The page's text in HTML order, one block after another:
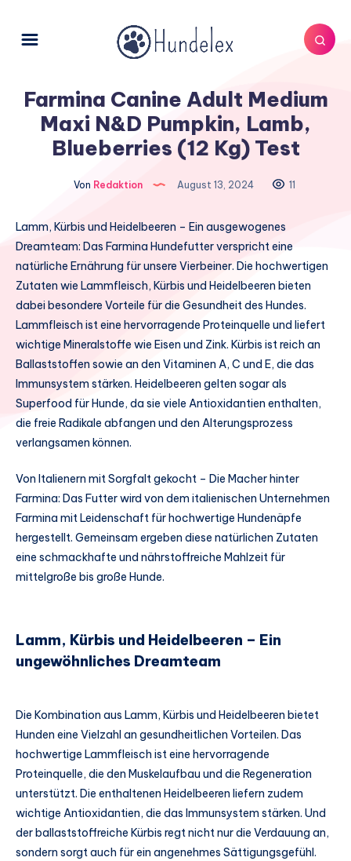
Farmina Canine Adult Medium
Maxi N&D Pumpkin, Lamb,
Blueberries (12 Kg) Test
Von Redaktion August 13, 2024 11
Lamm, Kürbis und Heidelbeeren – Ein ausgewogenes
Dreamteam: Das Farmina Hundefutter verspricht eine
natürliche Ernährung für unsere Vierbeiner. Die hochwertigen
Zutaten wie Lammfleisch, Kürbis und Heidelbeeren bieten
dabei besondere Vorteile für die Gesundheit des Hundes.
Lammfleisch ist eine hervorragende Proteinquelle und liefert
wichtige Mineralstoffe wie Eisen und Zink. Kürbis ist reich an
Ballaststoffen sowie an den Vitaminen A, C und E, die das
Immunsystem stärken. Heidelbeeren gelten sogar als
Superfood für Hunde, da sie viele Antioxidantien enthalten,
die freie Radikale abfangen und den Alterungsprozess
verlangsamen können.
Von Italienern mit Sorgfalt gekocht – Die Macher hinter
Farmina: Das Futter wird von dem italienischen Unternehmen
Farmina mit Leidenschaft für hochwertige Hundenäpfe
hergestellt. Gemeinsam ergeben diese natürlichen Zutaten
eine schmackhafte und nährstoffreiche Mahlzeit für
mittelgroße bis große Hunde.
Lamm, Kürbis und Heidelbeeren – Ein
ungewöhnliches Dreamteam
Die Kombination aus Lamm, Kürbis und Heidelbeeren bietet
Hunden eine Vielzahl an gesundheitlichen Vorteilen. Das
hochwertige Lammfleisch ist eine hervorragende
Proteinquelle, die den Muskelaufbau und die Regeneration
unterstützt. Die enthaltenen Heidelbeeren liefern zudem
wichtige Antioxidantien, die das Immunsystem stärken. Und
der ballaststoffreiche Kürbis regt nicht nur die Verdauung an,
sondern sorgt auch für ein angenehmes Sättigungsgefühl.